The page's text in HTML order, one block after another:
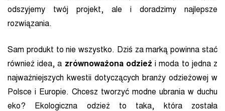
odszyjemy twój projekt, ale i doradzimy najlepsze
rozwiązania.
Sam produkt to nie wszystko. Dziś za marką powinna stać
również idea, a zrównoważona odzież i moda to jedna z
najważniejszych kwestii dotyczących branży odzieżowej w
Polsce i Europie. Chcesz tworzyć modne ubrania w duchu
eko? Ekologiczna odzież to taka, która została